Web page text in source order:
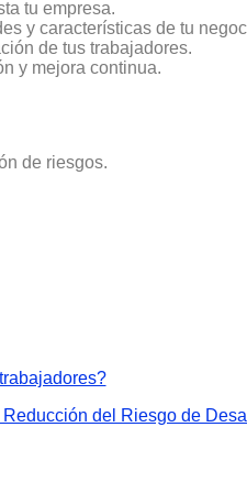
tu empresa.
y características de tu
de tus trabajadores.
y mejora continua.
de riesgos.
del Riesgo de